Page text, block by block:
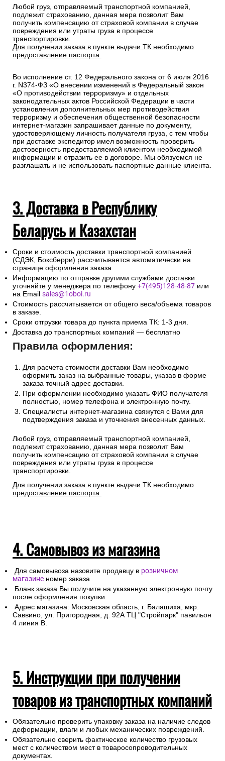
Любой груз, отправляемый транспортной компанией,
подлежит страхованию, данная мера позволит Вам
получить компенсацию от страховой компании в случае
повреждения или утраты груза в процессе
транспортировки.
Для получении заказа в пункте выдачи ТК необходимо
предоставление паспорта.
Во исполнение ст. 12 Федерального закона от 6 июля 2016
г. N374-ФЗ «О внесении изменений в Федеральный закон
«О противодействии терроризму» и отдельных
законодательных актов Российской Федерации в части
установления дополнительных мер противодействия
терроризму и обеспечения общественной безопасности
интернет-магазин запрашивает данные по документу,
удостоверяющему личность получателя груза, с тем чтобы
при доставке экспедитор имел возможность проверить
достоверность предоставляемой клиентом необходимой
информации и отразить ее в договоре. Мы обязуемся не
разглашать и не использовать паспортные данные клиента.
3. Доставка в Республику
Беларусь и Казахстан
Сроки и стоимость доставки транспортной компанией
(СДЭК, Боксберри) рассчитывается автоматически на
странице оформления заказа.
Информацию по отправке другими службами доставки
уточняйте у менеджера по телефону +7(495)128-48-87 или
на Email sales@1oboi.ru
Стоимость рассчитывается от общего веса/объема товаров
в заказе.
Сроки отгрузки товара до пункта приема ТК: 1-3 дня.
Доставка до транспортных компаний — бесплатно
Правила оформления:
Для расчета стоимости доставки Вам необходимо
оформить заказ на выбранные товары, указав в форме
заказа точный адрес доставки.
При оформлении необходимо указать ФИО получателя
полностью, номер телефона и электронную почту.
Специалисты интернет-магазина свяжутся с Вами для
подтверждения заказа и уточнения внесенных данных.
Любой груз, отправляемый транспортной компанией,
подлежит страхованию, данная мера позволит Вам
получить компенсацию от страховой компании в случае
повреждения или утраты груза в процессе
транспортировки.
Для получении заказа в пункте выдачи ТК необходимо
предоставление паспорта.
4. Самовывоз из магазина
Для самовывоза назовите продавцу в розничном
магазине номер заказа
Бланк заказа Вы получите на указанную электронную почту
после оформления покупки.
Адрес магазина: Московская область, г. Балашиха, мкр.
Саввино, ул. Пригородная, д. 92А ТЦ "Стройпарк" павильон
4 линия В.
5. Инструкции при получении
товаров из транспортных компаний
Обязательно проверить упаковку заказа на наличие следов
деформации, влаги и любых механических повреждений.
Обязательно сверить фактическое количество грузовых
мест с количеством мест в товаросопроводительных
документах.